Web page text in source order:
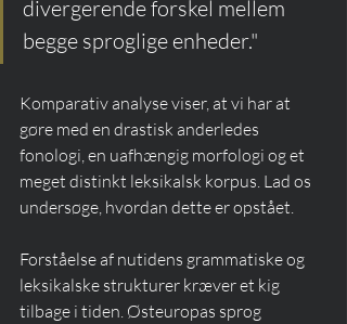
divergerende forskel mellem
begge sproglige enheder."
Komparativ analyse viser, at vi har at
gøre med en drastisk anderledes
fonologi, en uafhængig morfologi og et
meget distinkt leksikalsk korpus. Lad os
undersøge, hvordan dette er opstået.
Forståelse af nutidens grammatiske og
leksikalske strukturer kræver et kig
tilbage i tiden. Østeuropas sprog